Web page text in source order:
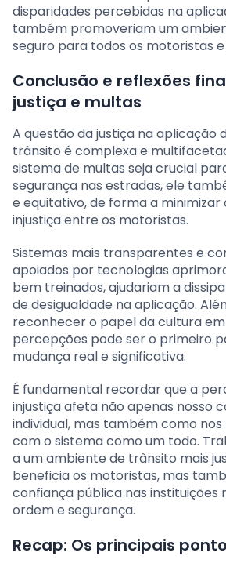
disparidades percebidas na
também promoveriam um
seguro para todos os motoristas
Conclusão e reflexões
justiça e multas
A questão da justiça na aplicação
trânsito é complexa e
sistema de multas seja crucial
segurança nas estradas, ele
e equitativo, de forma a
injustiça entre os motoristas.
Sistemas mais transparentes e
apoiados por tecnologias
bem treinados, ajudariam a
de desigualdade na aplicação.
reconhecer o papel da cultura
percepções pode ser o primeiro
mudança real e significativa.
É fundamental recordar que a
injustiça afeta não apenas nosso
individual, mas também como
com o sistema como um todo.
a um ambiente de trânsito mais
beneficia os motoristas, mas
confiança pública nas instituições
ordem e segurança.
Recap: Os principais